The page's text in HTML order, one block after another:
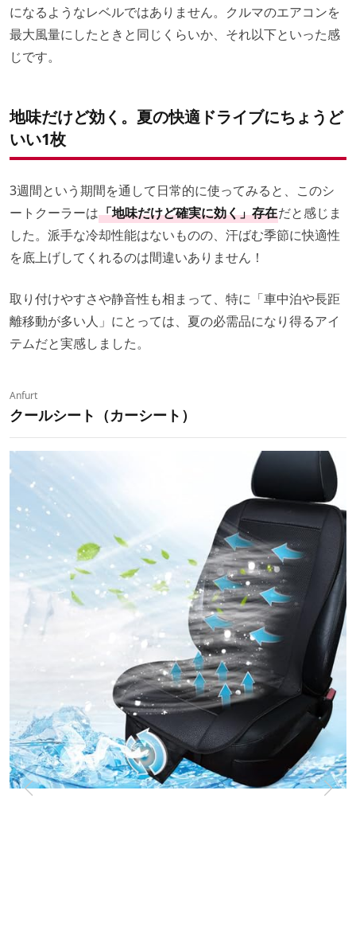
になるようなレベルではありません。クルマのエアコンを
最大風量にしたときと同じくらいか、それ以下といった感
じです。
地味だけど効く。夏の快適ドライブにちょうど
いい1枚
3週間という期間を通して日常的に使ってみると、このシ
ートクーラーは「地味だけど確実に効く」存在だと感じま
した。派手な冷却性能はないものの、汗ばむ季節に快適性
を底上げしてくれるのは間違いありません！
取り付けやすさや静音性も相まって、特に「車中泊や長距
離移動が多い人」にとっては、夏の必需品になり得るアイ
テムだと実感しました。
Anfurt
クールシート（カーシート）